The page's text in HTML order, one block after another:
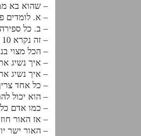
– שהוא בא
– א. לומדים
– ב. כל
– זה נקרא 10 ולא 9.
– הכל מצוי
– איך נשיג
– איך נשיג
– כל אחד
– הוא יכול
– כמו אדם
– אז האור
– האור ישר